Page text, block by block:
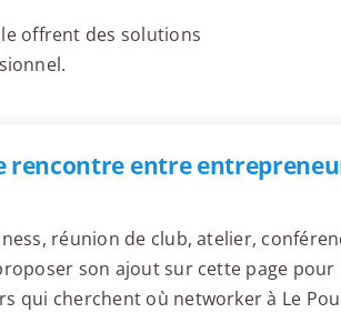
offrent des solutions
rencontre entre
réunion de club, atelier,
son ajout sur cette page
qui cherchent où networker à Le